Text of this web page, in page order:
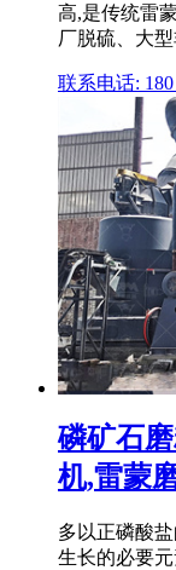
高,是传统雷
厂脱硫、大
联系电话: 180
磷矿石
机,雷蒙
多以正磷酸
生长的必要